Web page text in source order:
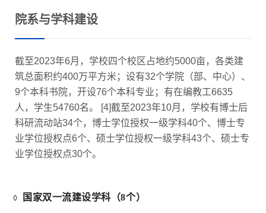
院系与学科建设
截至2023年6月，学校四个校区占地约5000亩，各类建
筑总面积约400万平方米；设有32个学院（部、中心）、
9个本科书院，开设76个本科专业；有在编教工6635
人，学生54760名。 [4]截至2023年10月，学校有博士后
科研流动站34个，博士学位授权一级学科40个、博士专
业学位授权点6个、硕士学位授权一级学科43个、硕士专
业学位授权点30个。
国家双一流建设学科（8个）